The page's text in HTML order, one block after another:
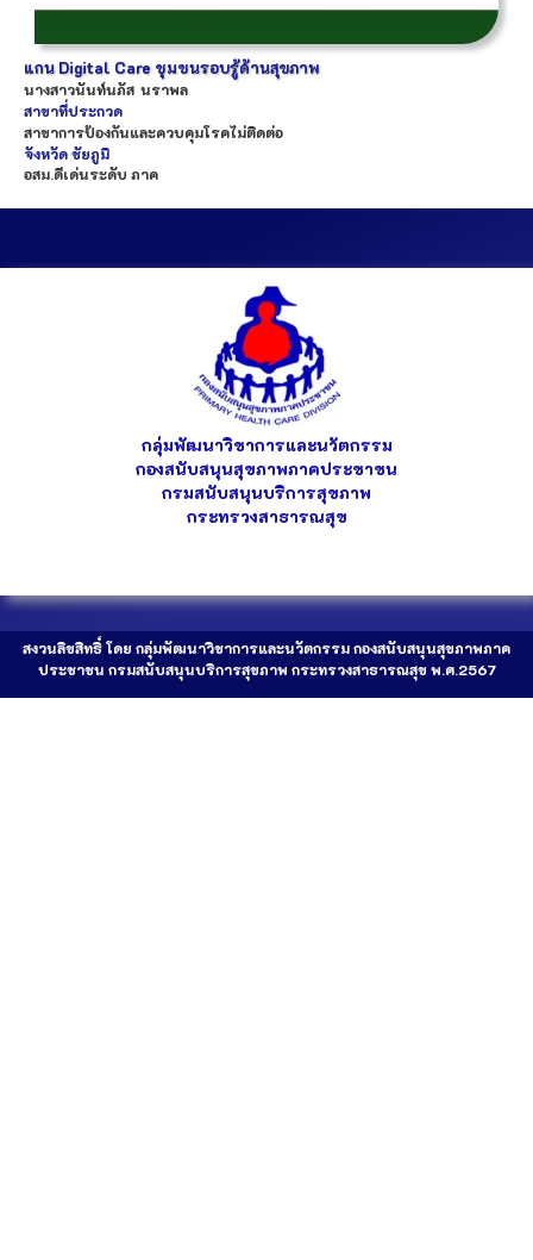
แกน Digital Care ชุมชนรอบรู้ด้านสุขภาพ
นางสาวนันท์นภัส นราพล
สาขาที่ประกวด
สาขาการป้องกันและควบคุมโรคไม่ติดต่อ
จังหวัดชัยภูมิ
อสม.ดีเด่นระดับ ภาค
กลุ่มพัฒนาวิชาการและนวัตกรรม
กองสนับสนุนสุขภาพภาคประชาชน
กรมสนับสนุนบริการสุขภาพ
กระทรวงสาธารณสุข
สงวนลิขสิทธิ์ โดย กลุ่มพัฒนาวิชาการและนวัตกรรม กองสนับสนุนสุขภาพภาค
ประชาชน กรมสนับสนุนบริการสุขภาพ กระทรวงสาธารณสุข พ.ศ.2567